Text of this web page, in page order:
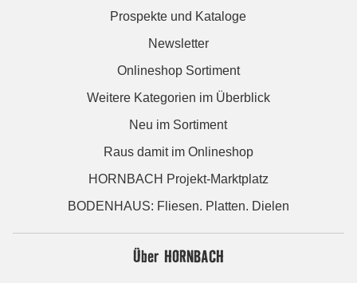
Prospekte und Kataloge
Newsletter
Onlineshop Sortiment
Weitere Kategorien im Überblick
Neu im Sortiment
Raus damit im Onlineshop
HORNBACH Projekt-Marktplatz
BODENHAUS: Fliesen. Platten. Dielen
Über HORNBACH